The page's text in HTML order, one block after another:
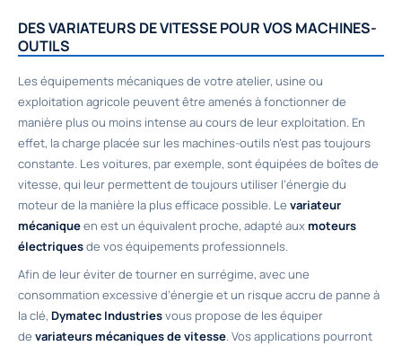
DES VARIATEURS DE VITESSE POUR VOS MACHINES-
OUTILS
Les équipements mécaniques de votre atelier, usine ou
exploitation agricole peuvent être amenés à fonctionner de
manière plus ou moins intense au cours de leur exploitation. En
effet, la charge placée sur les machines-outils n’est pas toujours
constante. Les voitures, par exemple, sont équipées de boîtes de
vitesse, qui leur permettent de toujours utiliser l’énergie du
moteur de la manière la plus efficace possible. Le variateur
mécaniqueen est un équivalent proche, adapté auxmoteurs
électriquesde vos équipements professionnels.
Afin de leur éviter de tourner en surrégime, avec une
consommation excessive d’énergie et un risque accru de panne à
la clé, Dymatec Industriesvous propose de les équiper
de variateurs mécaniques de vitesse. Vos applications pourront